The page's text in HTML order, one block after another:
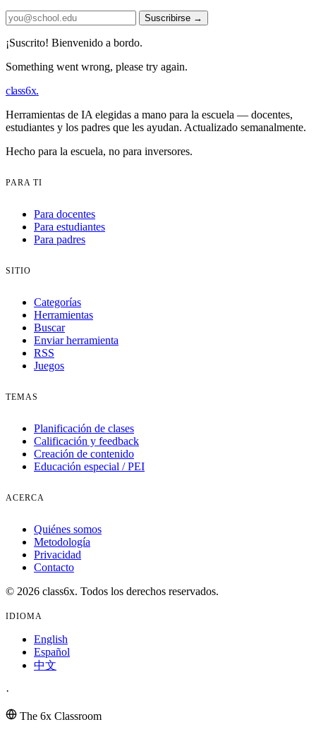
Suscribirse →
¡Suscrito! Bienvenido a bordo.
Something went wrong, please try again.
class6x.
Herramientas de IA elegidas a mano para la escuela — docentes,
estudiantes y los padres que les ayudan. Actualizado semanalmente.
Hecho para la escuela, no para inversores.
PARA TI
Para docentes
Para estudiantes
Para padres
SITIO
Categorías
Herramientas
Buscar
Enviar herramienta
RSS
Juegos
TEMAS
Planificación de clases
Calificación y feedback
Creación de contenido
Educación especial / PEI
ACERCA
Quiénes somos
Metodología
Privacidad
Contacto
© 2026 class6x. Todos los derechos reservados.
IDIOMA
English
Español
中文
·
The 6x Classroom